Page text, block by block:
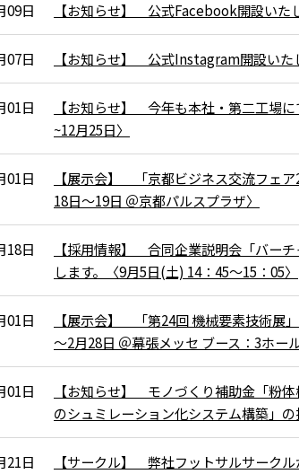
09日 【お知らせ】 公式Facebook開設いた
07日 【お知らせ】 公式Instagram開設いた
01日
【お知らせ】 今年も本社・第二工場
~12月25日〉
01日
【展示会】 「京都ビジネス交流フェ
18日～19日 ＠京都パルスプラザ〉
18日
【採用情報】 合同企業説明会「バー
します。〈9月5日(土) 14：45～15：05〉
01日
【展示会】 「第24回 機械要素技術展
～2月28日 ＠幕張メッセ ブース：3ホール
01日
【お知らせ】 モノづくり補助金「粉
のシュミレーション化システム構築」の
21日
【サークル】 弊社フットサルサーク